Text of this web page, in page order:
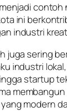
contoh
ini
industri
juga sering
industri
startup
modern